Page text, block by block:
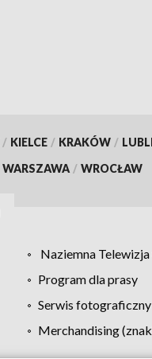
/ KIELCE / KRAKÓW /
WARSZAWA / WROCŁAW
Naziemna
Program dla prasy
Serwis fotograficzny
Merchandising